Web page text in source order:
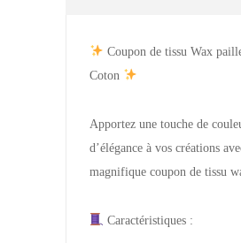
Coupon de tissu Wax
Coton
Apportez une touche de
d’élégance à vos créations
magnifique coupon de tissu
Caractéristiques :